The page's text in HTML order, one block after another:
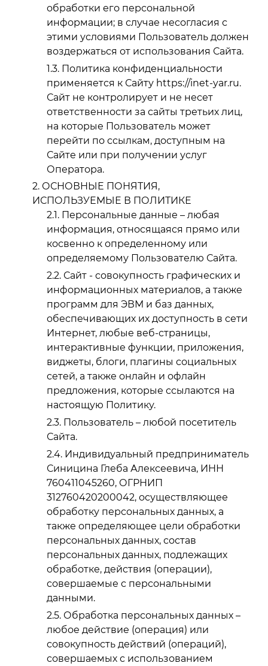
обработки его персональной
информации; в случае несогласия с
этими условиями Пользователь должен
воздержаться от использования Сайта.
Политика конфиденциальности
применяется к Сайту https://inet-yar.ru.
Сайт не контролирует и не несет
ответственности за сайты третьих лиц,
на которые Пользователь может
перейти по ссылкам, доступным на
Сайте или при получении услуг
Оператора.
ОСНОВНЫЕ ПОНЯТИЯ,
ИСПОЛЬЗУЕМЫЕ В ПОЛИТИКЕ
Персональные данные – любая
информация, относящаяся прямо или
косвенно к определенному или
определяемому Пользователю Сайта.
Сайт - совокупность графических и
информационных материалов, а также
программ для ЭВМ и баз данных,
обеспечивающих их доступность в сети
Интернет, любые веб-страницы,
интерактивные функции, приложения,
виджеты, блоги, плагины социальных
сетей, а также онлайн и офлайн
предложения, которые ссылаются на
настоящую Политику.
Пользователь – любой посетитель
Сайта.
Индивидуальный предприниматель
Синицина Глеба Алексеевича, ИНН
760411045260, ОГРНИП
312760420200042, осуществляющее
обработку персональных данных, а
также определяющее цели обработки
персональных данных, состав
персональных данных, подлежащих
обработке, действия (операции),
совершаемые с персональными
данными.
Обработка персональных данных –
любое действие (операция) или
совокупность действий (операций),
совершаемых с использованием